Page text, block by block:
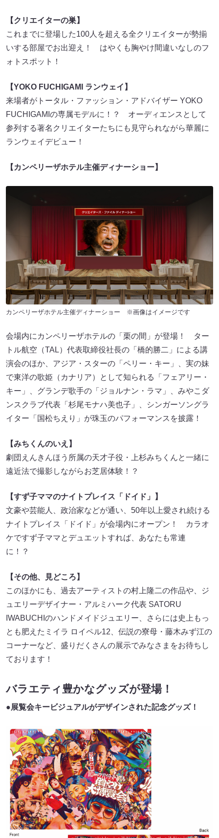
【クリエイターの巣】
これまでに登場した100人を超える全クリエイターが勢揃
いする部屋でお出迎え！ はやくも胸やけ間違いなしのフ
ォトスポット！
【YOKO FUCHIGAMI ランウェイ】
来場者がトータル・ファッション・アドバイザー YOKO
FUCHIGAMIの専属モデルに！？ オーディエンスとして
参列する著名クリエイターたちにも見守られながら華麗に
ランウェイデビュー！
【カンペリーザホテル主催ディナーショー】
カンペリーザホテル主催ディナーショー ※画像はイメージです
会場内にカンペリーザホテルの「栗の間」が登場！ ター
トル航空（TAL）代表取締役社長の「橋的勝二」による講
演会のほか、アジア・スターの「ペリー・キー」、実の妹
で東洋の歌姫（カナリア）として知られる「フェアリー・
キー」、グランデ歌手の「ジョルナン・ラマ」、みやこダ
ンスクラブ代表「杉尾モナハ美也子」、シンガーソングラ
イター「国松ちえり」が珠玉のパフォーマンスを披露！
【みちくんのいえ】
劇団えんきんほう所属の天才子役・上杉みちくんと一緒に
遠近法で撮影しながらお芝居体験！？
【すず子ママのナイトプレイス「ドイド」】
文豪や芸能人、政治家などが通い、50年以上愛され続ける
ナイトプレイス「ドイド」が会場内にオープン！ カラオ
ケですず子ママとデュエットすれば、あなたも常連
に！？
【その他、見どころ】
このほかにも、過去アーティストの村上隆二の作品や、ジ
ュエリーデザイナー・アルミハーク代表 SATORU
IWABUCHIのハンドメイドジュエリー、さらには史上もっ
とも肥えたミイラ ロイペル12、伝説の寮母・藤木みず江の
コーナーなど、盛りだくさんの展示でみなさまをお待ちし
ております！
バラエティ豊かなグッズが登場！
●展覧会キービジュアルがデザインされた記念グッズ！